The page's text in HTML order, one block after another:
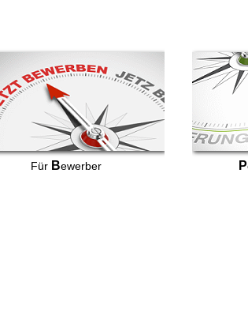
Für Bewerber P